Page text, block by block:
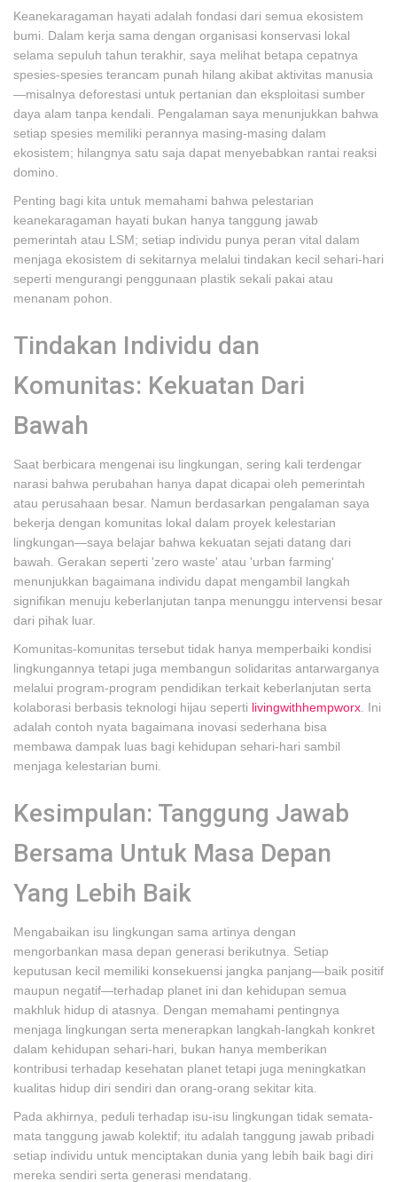
Keanekaragaman hayati adalah fondasi dari semua ekosistem
bumi. Dalam kerja sama dengan organisasi konservasi lokal
selama sepuluh tahun terakhir, saya melihat betapa cepatnya
spesies-spesies terancam punah hilang akibat aktivitas manusia
—misalnya deforestasi untuk pertanian dan eksploitasi sumber
daya alam tanpa kendali. Pengalaman saya menunjukkan bahwa
setiap spesies memiliki perannya masing-masing dalam
ekosistem; hilangnya satu saja dapat menyebabkan rantai reaksi
domino.
Penting bagi kita untuk memahami bahwa pelestarian
keanekaragaman hayati bukan hanya tanggung jawab
pemerintah atau LSM; setiap individu punya peran vital dalam
menjaga ekosistem di sekitarnya melalui tindakan kecil sehari-hari
seperti mengurangi penggunaan plastik sekali pakai atau
menanam pohon.
Tindakan Individu dan
Komunitas: Kekuatan Dari
Bawah
Saat berbicara mengenai isu lingkungan, sering kali terdengar
narasi bahwa perubahan hanya dapat dicapai oleh pemerintah
atau perusahaan besar. Namun berdasarkan pengalaman saya
bekerja dengan komunitas lokal dalam proyek kelestarian
lingkungan—saya belajar bahwa kekuatan sejati datang dari
bawah. Gerakan seperti 'zero waste' atau 'urban farming'
menunjukkan bagaimana individu dapat mengambil langkah
signifikan menuju keberlanjutan tanpa menunggu intervensi besar
dari pihak luar.
Komunitas-komunitas tersebut tidak hanya memperbaiki kondisi
lingkungannya tetapi juga membangun solidaritas antarwarganya
melalui program-program pendidikan terkait keberlanjutan serta
kolaborasi berbasis teknologi hijau seperti livingwithhempworx . Ini
adalah contoh nyata bagaimana inovasi sederhana bisa
membawa dampak luas bagi kehidupan sehari-hari sambil
menjaga kelestarian bumi.
Kesimpulan: Tanggung Jawab
Bersama Untuk Masa Depan
Yang Lebih Baik
Mengabaikan isu lingkungan sama artinya dengan
mengorbankan masa depan generasi berikutnya. Setiap
keputusan kecil memiliki konsekuensi jangka panjang—baik positif
maupun negatif—terhadap planet ini dan kehidupan semua
makhluk hidup di atasnya. Dengan memahami pentingnya
menjaga lingkungan serta menerapkan langkah-langkah konkret
dalam kehidupan sehari-hari, bukan hanya memberikan
kontribusi terhadap kesehatan planet tetapi juga meningkatkan
kualitas hidup diri sendiri dan orang-orang sekitar kita.
Pada akhirnya, peduli terhadap isu-isu lingkungan tidak semata-
mata tanggung jawab kolektif; itu adalah tanggung jawab pribadi
setiap individu untuk menciptakan dunia yang lebih baik bagi diri
mereka sendiri serta generasi mendatang.